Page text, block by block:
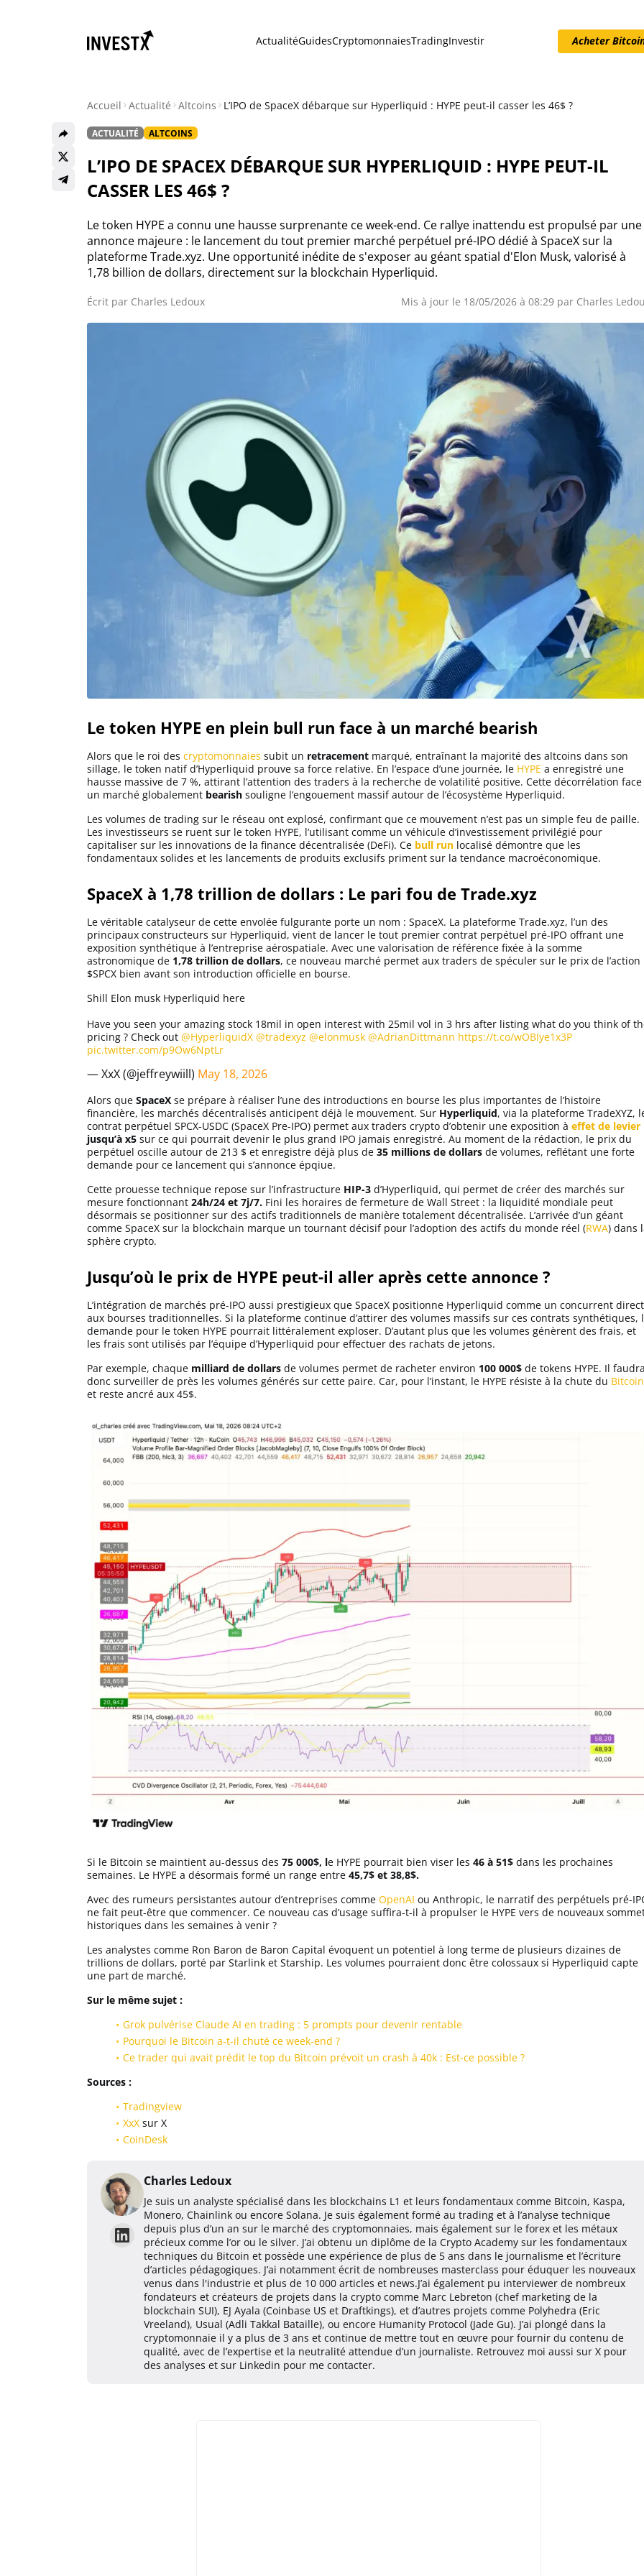
Actualité Bitcoin
Actualité Ethereum
Actualité Altcoins
Actualité NFT
Acheter Cryptomonnaies
Prédictions
Cryptomonnaies
Ethereum (ETH)
Ripple (XRP)
Dogecoin (DOGE)
C’est quoi ?
Meilleur Broker
Apprendre
Indicateurs techniques
Investir
Meilleures plateformes
Meilleurs wallets
ActualitéGuidesCryptomonnaiesTradingInvestir Acheter
Accueil Actualité Altcoins L’IPO de SpaceX débarque sur Hyperliquid : HYPE peut-il casser les 46$ ?
ACTUALITÉ ALTCOINS
L’IPO DE SPACEX DÉBARQUE SUR HYPERLIQUID : HYPE PEUT-IL
CASSER LES 46$ ?
Le token HYPE a connu une hausse surprenante ce week-end. Ce rallye inattendu est propulsé par une
annonce majeure : le lancement du tout premier marché perpétuel pré-IPO dédié à SpaceX sur la
plateforme Trade.xyz. Une opportunité inédite de s'exposer au géant spatial d'Elon Musk, valorisé à
1,78 billion de dollars, directement sur la blockchain Hyperliquid.
Écrit par Charles Ledoux Mis à jour le 18/05/2026 à 08:29 par Charles
Le token HYPE en plein bull run face à un marché bearish
Alors que le roi des cryptomonnaies subit un retracement marqué, entraînant la majorité des altcoins dans son
sillage, le token natif d’Hyperliquid prouve sa force relative. En l’espace d’une journée, le HYPE a enregistré une
hausse massive de 7 %, attirant l’attention des traders à la recherche de volatilité positive. Cette décorrélation face
un marché globalement bearish souligne l’engouement massif autour de l’écosystème Hyperliquid.
Les volumes de trading sur le réseau ont explosé, confirmant que ce mouvement n’est pas un simple feu de paille.
Les investisseurs se ruent sur le token HYPE, l’utilisant comme un véhicule d’investissement privilégié pour
capitaliser sur les innovations de la finance décentralisée (DeFi). Ce bull run localisé démontre que les
fondamentaux solides et les lancements de produits exclusifs priment sur la tendance macroéconomique.
SpaceX à 1,78 trillion de dollars : Le pari fou de Trade.xyz
Le véritable catalyseur de cette envolée fulgurante porte un nom : SpaceX. La plateforme Trade.xyz, l’un des
principaux constructeurs sur Hyperliquid, vient de lancer le tout premier contrat perpétuel pré-IPO offrant une
exposition synthétique à l’entreprise aérospatiale. Avec une valorisation de référence fixée à la somme
astronomique de 1,78 trillion de dollars, ce nouveau marché permet aux traders de spéculer sur le prix de l’action
$SPCX bien avant son introduction officielle en bourse.
Shill Elon musk Hyperliquid here
Have you seen your amazing stock 18mil in open interest with 25mil vol in 3 hrs after listing what do you think of
pricing ? Check out @HyperliquidX @tradexyz @elonmusk @AdrianDittmann https://t.co/wOBIye1x3P
pic.twitter.com/p9Ow6NptLr
— XxX (@jeffreywiill) May 18, 2026
Alors que SpaceX se prépare à réaliser l’une des introductions en bourse les plus importantes de l’histoire
financière, les marchés décentralisés anticipent déjà le mouvement. Sur Hyperliquid, via la plateforme TradeXYZ,
contrat perpétuel SPCX-USDC (SpaceX Pre-IPO) permet aux traders crypto d’obtenir une exposition à effet de levier
jusqu’à x5 sur ce qui pourrait devenir le plus grand IPO jamais enregistré. Au moment de la rédaction, le prix du
perpétuel oscille autour de 213 $ et enregistre déjà plus de 35 millions de dollars de volumes, reflétant une forte
demande pour ce lancement qui s’annonce épqiue.
Cette prouesse technique repose sur l’infrastructure HIP-3 d’Hyperliquid, qui permet de créer des marchés sur
mesure fonctionnant 24h/24 et 7j/7. Fini les horaires de fermeture de Wall Street : la liquidité mondiale peut
désormais se positionner sur des actifs traditionnels de manière totalement décentralisée. L’arrivée d’un géant
comme SpaceX sur la blockchain marque un tournant décisif pour l’adoption des actifs du monde réel (RWA) dans
sphère crypto.
Jusqu’où le prix de HYPE peut-il aller après cette annonce ?
L’intégration de marchés pré-IPO aussi prestigieux que SpaceX positionne Hyperliquid comme un concurrent direct
aux bourses traditionnelles. Si la plateforme continue d’attirer des volumes massifs sur ces contrats synthétiques,
demande pour le token HYPE pourrait littéralement exploser. D’autant plus que les volumes génèrent des frais, et
les frais sont utilisés par l’équipe d’Hyperliquid pour effectuer des rachats de jetons.
Par exemple, chaque milliard de dollars de volumes permet de racheter environ 100 000$ de tokens HYPE. Il
donc surveiller de près les volumes générés sur cette paire. Car, pour l’instant, le HYPE résiste à la chute du Bitcoin
et reste ancré aux 45$.
Si le Bitcoin se maintient au-dessus des 75 000$, le HYPE pourrait bien viser les 46 à 51$ dans les prochaines
semaines. Le HYPE a désormais formé un range entre 45,7$ et 38,8$.
Avec des rumeurs persistantes autour d’entreprises comme OpenAI ou Anthropic, le narratif des perpétuels pré-
ne fait peut-être que commencer. Ce nouveau cas d’usage suffira-t-il à propulser le HYPE vers de nouveaux
historiques dans les semaines à venir ?
Les analystes comme Ron Baron de Baron Capital évoquent un potentiel à long terme de plusieurs dizaines de
trillions de dollars, porté par Starlink et Starship. Les volumes pourraient donc être colossaux si Hyperliquid capte
une part de marché.
Sur le même sujet :
Grok pulvérise Claude AI en trading : 5 prompts pour devenir rentable
Pourquoi le Bitcoin a-t-il chuté ce week-end ?
Ce trader qui avait prédit le top du Bitcoin prévoit un crash à 40k : Est-ce possible ?
Sources :
Tradingview
XxX sur X
CoinDesk
Charles Ledoux
Je suis un analyste spécialisé dans les blockchains L1 et leurs fondamentaux comme Bitcoin, Kaspa,
Monero, Chainlink ou encore Solana. Je suis également formé au trading et à l’analyse technique
depuis plus d’un an sur le marché des cryptomonnaies, mais également sur le forex et les métaux
précieux comme l’or ou le silver. J’ai obtenu un diplôme de la Crypto Academy sur les fondamentaux
techniques du Bitcoin et possède une expérience de plus de 5 ans dans le journalisme et l’écriture
d’articles pédagogiques. J’ai notamment écrit de nombreuses masterclass pour éduquer les nouveaux
venus dans l'industrie et plus de 10 000 articles et news.J’ai également pu interviewer de nombreux
fondateurs et créateurs de projets dans la crypto comme Marc Lebreton (chef marketing de la
blockchain SUI), EJ Ayala (Coinbase US et Draftkings), et d’autres projets comme Polyhedra (Eric
Vreeland), Usual (Adli Takkal Bataille), ou encore Humanity Protocol (Jade Gu). J’ai plongé dans la
cryptomonnaie il y a plus de 3 ans et continue de mettre tout en œuvre pour fournir du contenu de
qualité, avec de l’expertise et la neutralité attendue d’un journaliste. Retrouvez moi aussi sur X pour
des analyses et sur Linkedin pour me contacter.